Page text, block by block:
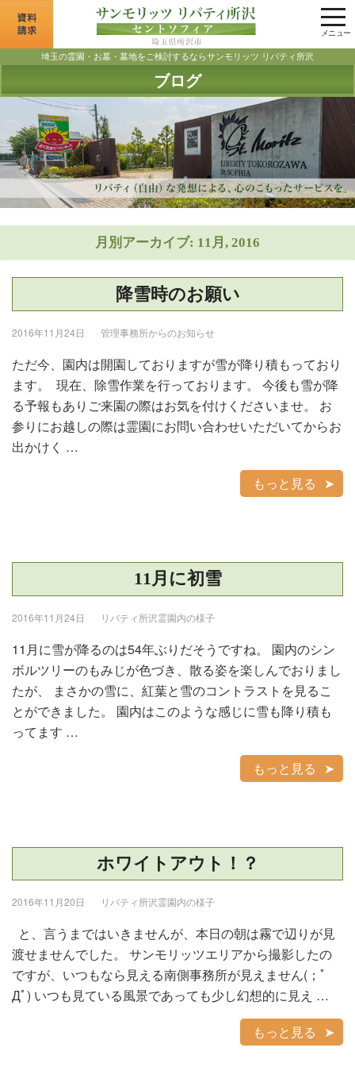
メニュー
埼玉の霊園・お墓・墓地をご検討するならサンモリッツ リバティ所沢
ブログ
月別アーカイブ: 11月, 2016
降雪時のお願い
2016年11月24日 管理事務所からのお知らせ
ただ今、園内は開園しておりますが雪が降り積もっており
ます。 現在、除雪作業を行っております。 今後も雪が降
る予報もありご来園の際はお気を付けくださいませ。 お
参りにお越しの際は霊園にお問い合わせいただいてからお
出かけく …
もっと見る
11月に初雪
2016年11月24日 リバティ所沢霊園内の様子
11月に雪が降るのは54年ぶりだそうですね。 園内のシン
ボルツリーのもみじが色づき、散る姿を楽しんでおりまし
たが、 まさかの雪に、紅葉と雪のコントラストを見るこ
とができました。 園内はこのような感じに雪も降り積も
ってます …
もっと見る
ホワイトアウト！？
2016年11月20日 リバティ所沢霊園内の様子
と、言うまではいきませんが、本日の朝は霧で辺りが見
渡せませんでした。 サンモリッツエリアから撮影したの
ですが、いつもなら見える南側事務所が見えません(；ﾟ
Дﾟ) いつも見ている風景であっても少し幻想的に見え …
もっと見る